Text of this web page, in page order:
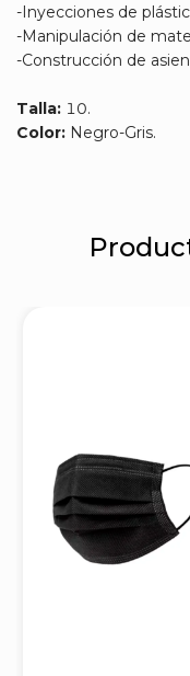
-Inyecciones de
-Manipulación de
-Construcción de
Talla: 10.
Color: Negro-Gris.